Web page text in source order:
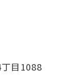
目1088